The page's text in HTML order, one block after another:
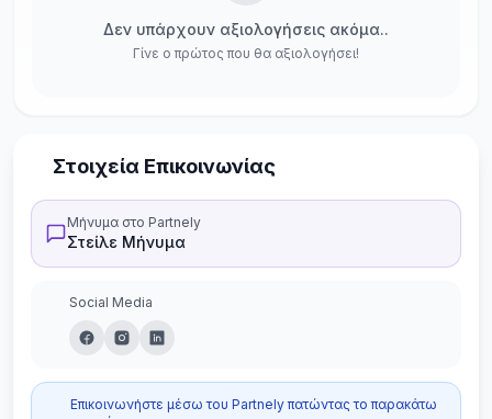
Δεν υπάρχουν αξιολογήσεις ακόμα..
Γίνε ο πρώτος που θα αξιολογήσει!
Στοιχεία Επικοινωνίας
Μήνυμα στο Partnely
Στείλε Μήνυμα
Social Media
Επικοινωνήστε μέσω του Partnely πατώντας το παρακάτω